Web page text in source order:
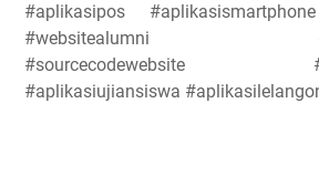
#aplikasipos
#websitealumni
#sourcecodewebsite
#aplikasiujiansiswa